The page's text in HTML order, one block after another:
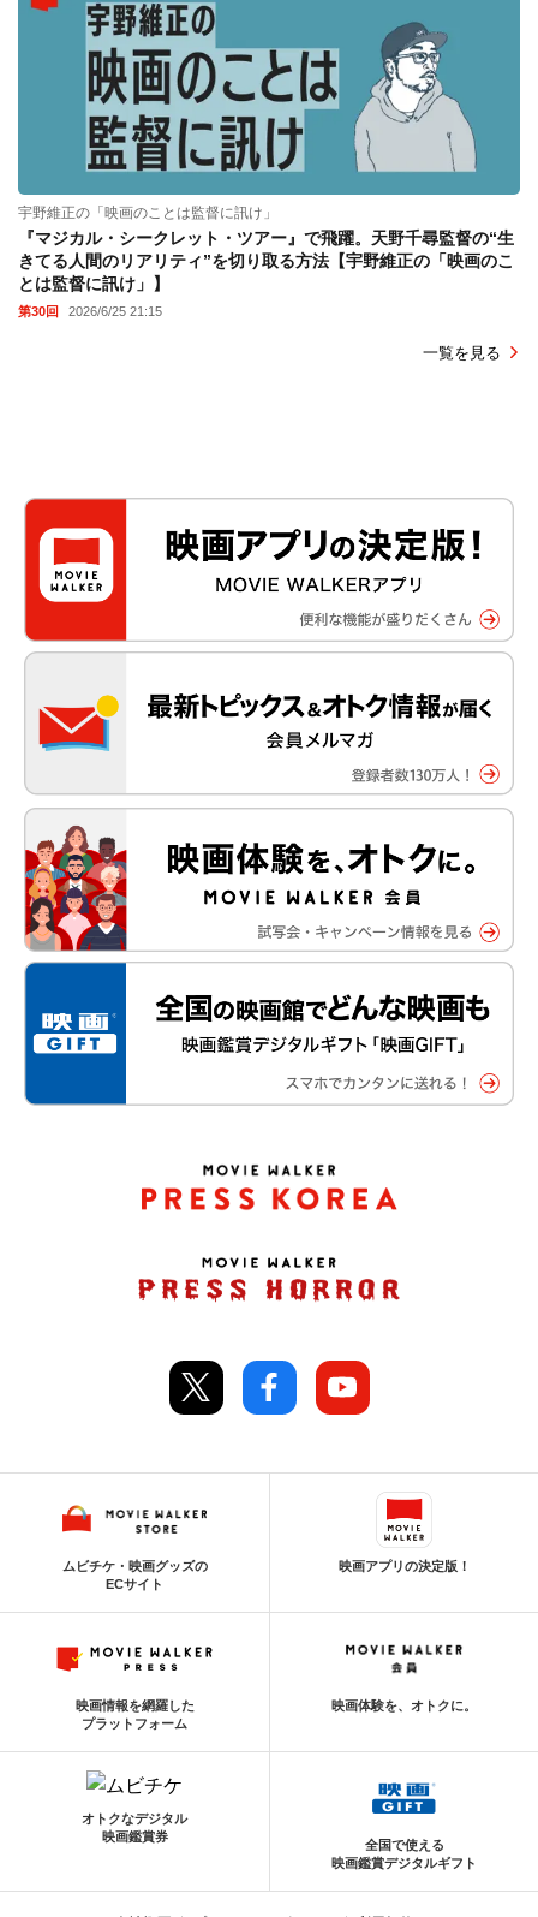
宇野維正の「映画のことは監督に訊け」
『マジカル・シークレット・ツアー』で飛躍。天野千尋監督の“生
きてる人間のリアリティ”を切り取る方法【宇野維正の「映画のこ
とは監督に訊け」】
第30回 2026/6/25 21:15
一覧を見る
ムビチケ・映画グッズの
ECサイト
映画アプリの決定版！
映画情報を網羅した
プラットフォーム
映画体験を、オトクに。
オトクなデジタル
映画鑑賞券
全国で使える
映画鑑賞デジタルギフト